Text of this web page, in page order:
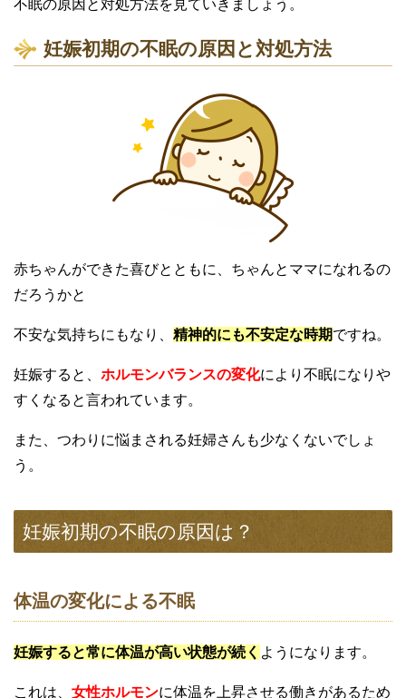
不眠の原因と対処方法を見ていきましょう。
妊娠初期の不眠の原因と対処方法
赤ちゃんができた喜びとともに、ちゃんとママになれるの
だろうかと
不安な気持ちにもなり、 精神的にも不安定な時期ですね。
妊娠すると、 ホルモンバランスの変化により不眠になりや
すくなると言われています。
また、つわりに悩まされる妊婦さんも少なくないでしょ
う。
妊娠初期の不眠の原因は？
体温の変化による不眠
妊娠すると常に体温が高い状態が続く ようになります。
これは、 女性ホルモンに体温を上昇させる働きがあるため